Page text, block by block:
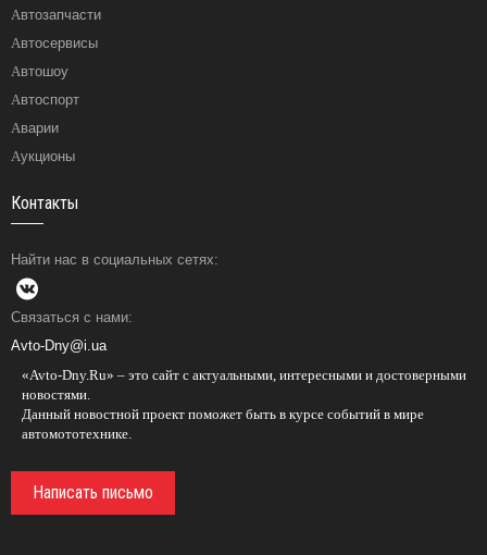
Автозапчасти
Автосервисы
Автошоу
Автоспорт
Аварии
Аукционы
Контакты
Найти нас в социальных сетях:
Связаться с нами:
Avto-Dny@i.ua
«Avto-Dny.Ru» – это сайт с актуальными, интересными и достоверными
новостями.
Данный новостной проект поможет быть в курсе событий в мире
автомототехнике.
Написать письмо